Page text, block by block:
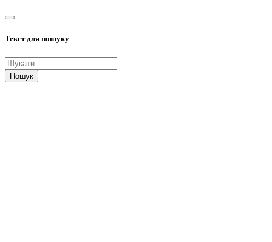
Текст для пошуку